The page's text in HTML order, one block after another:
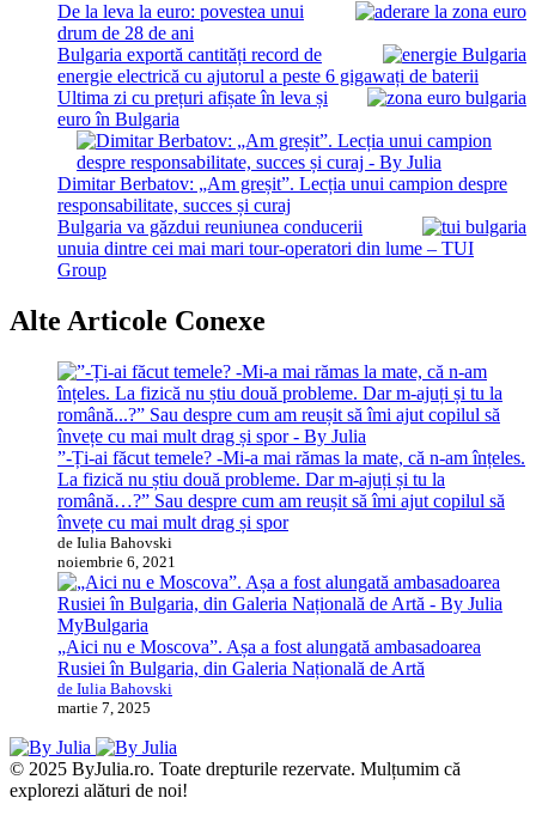
De la leva la euro: povestea unui
drum de 28 de ani
Bulgaria exportă cantități record de
energie electrică cu ajutorul a peste 6 gigawați de baterii
Ultima zi cu prețuri afișate în leva și
euro în Bulgaria
Dimitar Berbatov: „Am greșit”. Lecția unui campion despre
responsabilitate, succes și curaj
Bulgaria va găzdui reuniunea conducerii
unuia dintre cei mai mari tour-operatori din lume – TUI
Group
Alte Articole Conexe
”-Ți-ai făcut temele? -Mi-a mai rămas la mate, că n-am înțeles.
La fizică nu știu două probleme. Dar m-ajuți și tu la
română…?” Sau despre cum am reușit să îmi ajut copilul să
învețe cu mai mult drag și spor
de Iulia Bahovski
noiembrie 6, 2021
MyBulgaria
„Aici nu e Moscova”. Așa a fost alungată ambasadoarea
Rusiei în Bulgaria, din Galeria Națională de Artă
de Iulia Bahovski
martie 7, 2025
© 2025 ByJulia.ro. Toate drepturile rezervate. Mulțumim că
explorezi alături de noi!